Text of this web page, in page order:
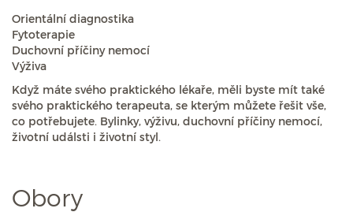
Orientální diagnostika
Fytoterapie
Duchovní příčiny nemocí
Výživa
Když máte svého praktického lékaře, měli byste mít také
svého praktického terapeuta, se kterým můžete řešit vše,
co potřebujete. Bylinky, výživu, duchovní příčiny nemocí,
životní událsti i životní styl.
Obory